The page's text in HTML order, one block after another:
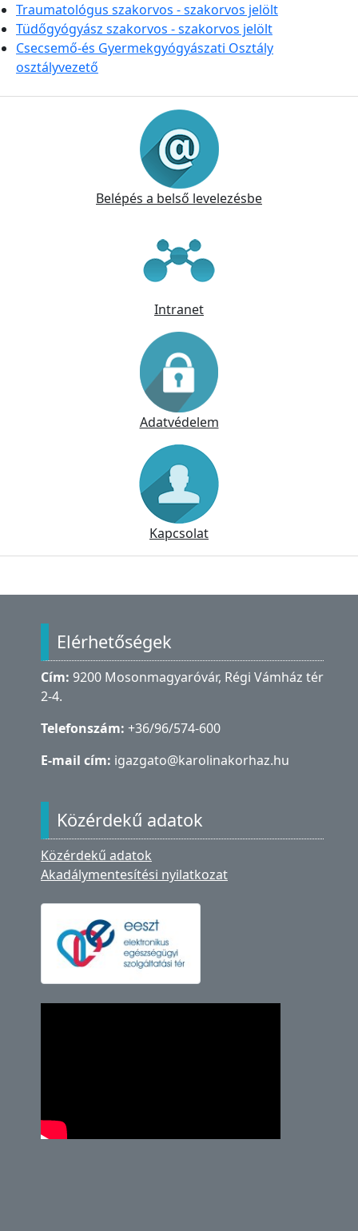
Traumatológus szakorvos - szakorvos jelölt
Tüdőgyógyász szakorvos - szakorvos jelölt
Csecsemő-és Gyermekgyógyászati Osztály
osztályvezető
Belépés a belső levelezésbe
Intranet
Adatvédelem
Kapcsolat
Elérhetőségek
Cím: 9200 Mosonmagyaróvár, Régi Vámház tér
2-4.
Telefonszám: +36/96/574-600
E-mail cím: igazgato@karolinakorhaz.hu
Közérdekű adatok
Közérdekű adatok
Akadálymentesítési nyilatkozat